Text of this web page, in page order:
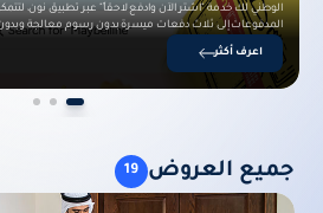
الوطني لك خدمة "اشترِ الآن وادفع لاحقاً" عبر تطبيق نون،
المدفوعات إلى ثلاث دفعات ميسرة بدون رسوم معالجة وبدون
اعرف أكثر
جميع العروض 19